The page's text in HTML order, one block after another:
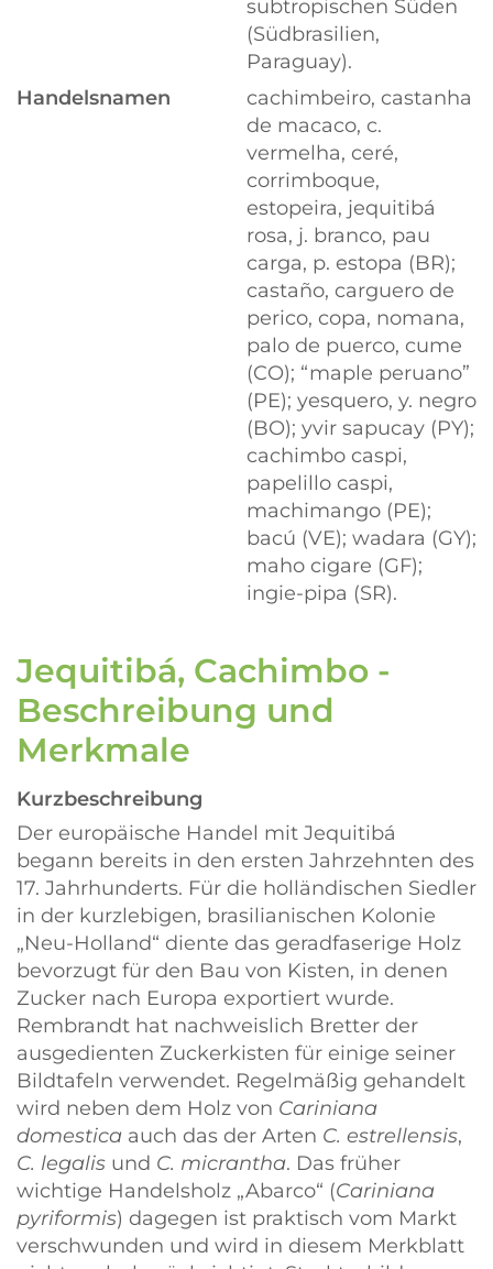
subtropischen Süden
(Südbrasilien,
Paraguay).
Handelsnamen
cachimbeiro, castanha
de macaco, c.
vermelha, ceré,
corrimboque,
estopeira, jequitibá
rosa, j. branco, pau
carga, p. estopa (BR);
castaño, carguero de
perico, copa, nomana,
palo de puerco, cume
(CO); “maple peruano”
(PE); yesquero, y. negro
(BO); yvir sapucay (PY);
cachimbo caspi,
papelillo caspi,
machimango (PE);
bacú (VE); wadara (GY);
maho cigare (GF);
ingie-pipa (SR).
Jequitibá, Cachimbo -
Beschreibung und
Merkmale
Kurzbeschreibung
Der europäische Handel mit Jequitibá
begann bereits in den ersten Jahrzehnten des
17. Jahrhunderts. Für die holländischen Siedler
in der kurzlebigen, brasilianischen Kolonie
Neu-Holland
diente das geradfaserige Holz
bevorzugt für den Bau von Kisten, in denen
Zucker nach Europa exportiert wurde.
Rembrandt hat nachweislich Bretter der
ausgedienten Zuckerkisten für einige seiner
Bildtafeln verwendet. Regelmäßig gehandelt
wird neben dem Holz von Cariniana
domestica auch das der Arten C. estrellensis,
C. legalis und C. micrantha. Das früher
wichtige Handelsholz Abarco (Cariniana
pyriformis) dagegen ist praktisch vom Markt
verschwunden und wird in diesem Merkblatt